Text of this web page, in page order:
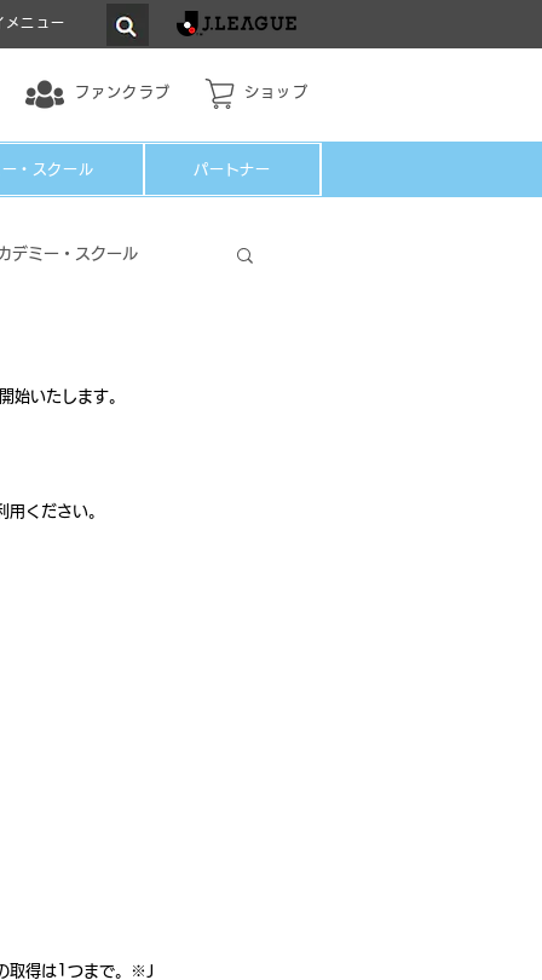
メニュー
ファンクラブ ショップ
・スクール パートナー
デミー・スクール
いたします。
ください。
取得は1つまで。※J